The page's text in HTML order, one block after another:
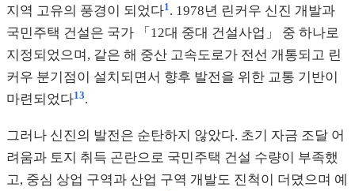
지역 고유의 풍경이 되었다1 . 1978년 린커우 신진 개발과
국민주택 건설은 국가 「12대 중대 건설사업」 중 하나로
지정되었으며, 같은 해 중산 고속도로가 전선 개통되고 린
커우 분기점이 설치되면서 향후 발전을 위한 교통 기반이
마련되었다13.
그러나 신진의 발전은 순탄하지 않았다. 초기 자금 조달 어
려움과 토지 취득 곤란으로 국민주택 건설 수량이 부족했
고, 중심 상업 구역과 산업 구역 개발도 진척이 더뎠으며 예